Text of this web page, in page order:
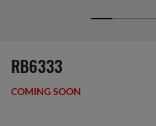
1 項商品已從您的願望清單移除
RB6333
COMING SOON